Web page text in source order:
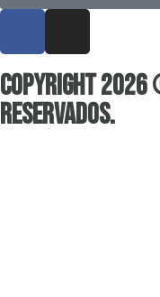
Copyright 2026
reservados.